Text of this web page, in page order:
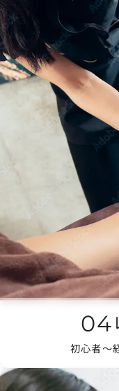
04
初心者〜